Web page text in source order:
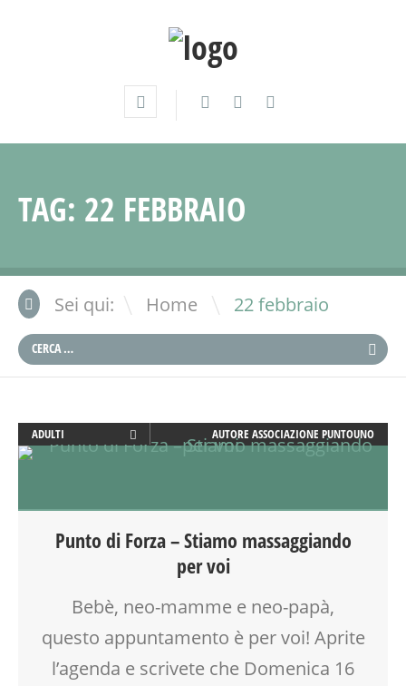
TAG: 22 FEBBRAIO
Sei qui: Home \ 22 febbraio
ADULTI
BEBÈ
MAMME
NEO-MAMME
PRIMA INFANZIA
PUERICULTURA
AUTORE ASSOCIAZIONE PUNTOUNO
Punto di Forza – Stiamo massaggiando
per voi
Bebè, neo-mamme e neo-papà,
questo appuntamento è per voi! Aprite
l’agenda e scrivete che Domenica 16